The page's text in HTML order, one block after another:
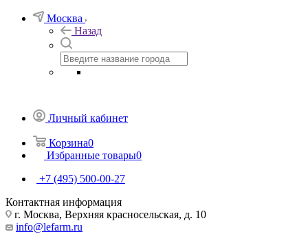
Москва
Назад
Личный кабинет
Корзина0
Избранные товары0
+7 (495) 500-00-27
Контактная информация
г. Москва, Верхняя красносельская, д. 10
info@lefarm.ru